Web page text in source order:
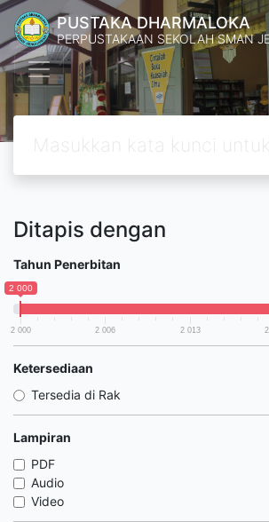
PUSTAKA DHARMALOKA
PERPUSTAKAAN SEKOLAH SMAN
Ditapis dengan
Tahun Penerbitan
2 000
2 000 2 006 2 013
Ketersediaan
Tersedia di Rak
Lampiran
PDF
Audio
Video